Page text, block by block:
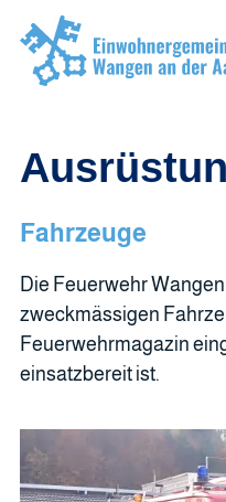
Fahrzeuge
Die Feuerwehr
zweckmässigen
Feuerwehrmagazin
einsatzbereit ist.